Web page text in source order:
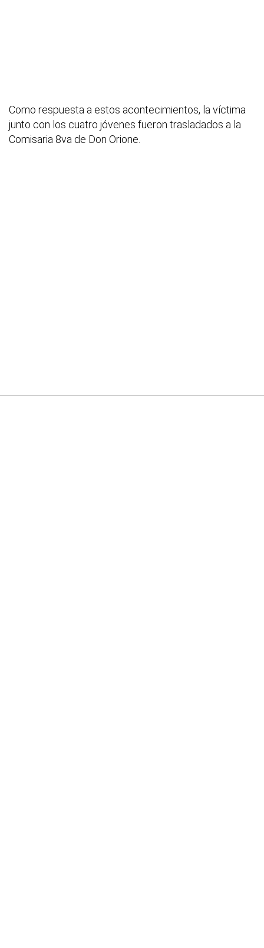
Como respuesta a estos acontecimientos, la víctima
junto con los cuatro jóvenes fueron trasladados a la
Comisaria 8va de Don Orione.